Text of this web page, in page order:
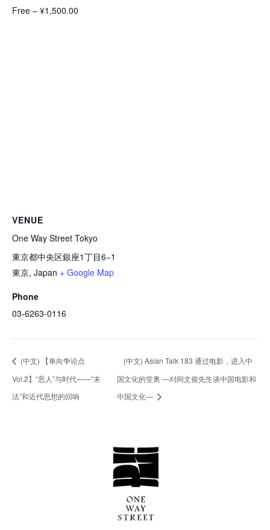
Free – ¥1,500.00
VENUE
One Way Street Tokyo
東京都中央区銀座1丁目6−1
東京, Japan + Google Map
Phone
03-6263-0116
(中文) 【单向争论点
Vol.2】“恶人”与时代——“末
法”和近代思想的回响
(中文) Asian Talk 183 通过电影，进入中
国文化的堂奥 —刈间文俊先生谈中国电影和
中国文化—